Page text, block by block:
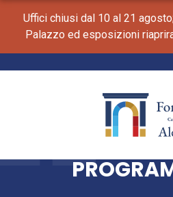
Uffici chiusi dal 10 al 21
Palazzo ed esposizioni